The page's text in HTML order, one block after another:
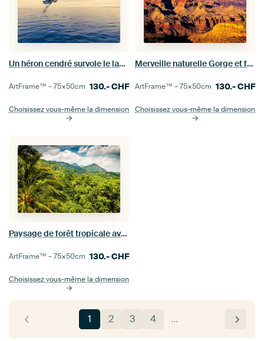
Un héron cendré survole le lac de Constance
ArtFrame™ –75×50cm 130.-CHF
Choisissez vous-même la dimension
Merveille naturelle Gorge et fleuve Colorado Parc national du Grand Canyon en Arizona USA avec couve
ArtFrame™ –75×50cm 130.-CHF
Choisissez vous-même la dimension
Paysage de forêt tropicale avec des palmiers et des montagnes au Sri Lanka
ArtFrame™ –75×50cm 130.-CHF
Choisissez vous-même la dimension
1 2 3 4 …